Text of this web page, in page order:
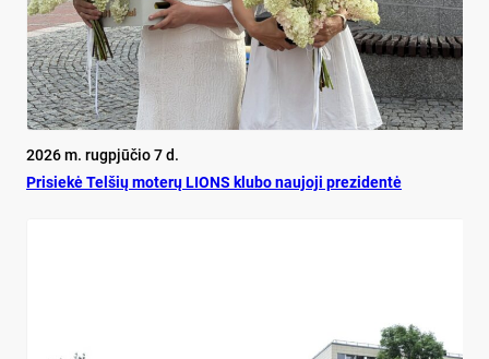
2026 m. rugpjūčio 7 d.
Pri­siekė Tel­šių mo­terų LIONS klu­bo nau­jo­ji pre­zi­dentė